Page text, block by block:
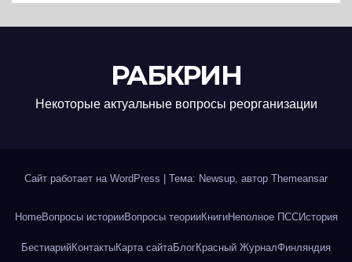
РАБКРИН
Некоторые актуальные вопросы реорганизации
Сайт работает на WordPress Тема: Newsup, автор Themeansar
HomeВопросы историиВопросы теорииКнигиНеполное ПССИстория
БестиарийКонтактыКарта сайтаБлогКрасный ЖурналФинляндия